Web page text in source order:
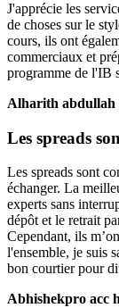
J'apprécie les
de choses sur le
cours, ils ont
commerciaux et
programme de l'IB
Alharith abdullah
Les spreads
Les spreads sont
échanger. La
experts sans
dépôt et le retrait
Cependant, ils
l'ensemble, je suis
bon courtier pour
Abhishekpro acc